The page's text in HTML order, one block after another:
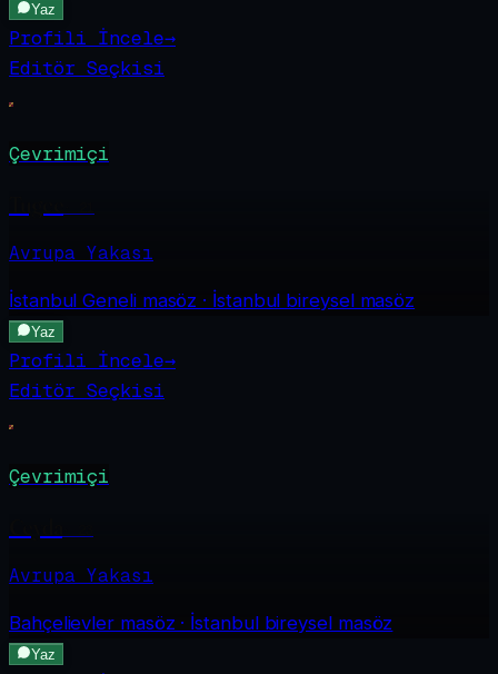
Yaz
Profili İncele→
Editör Seçkisi
Çevrimiçi
Avrupa Yakası
İstanbul Genelimasöz · İstanbul bireysel masöz
Yaz
Profili İncele→
Editör Seçkisi
Çevrimiçi
Avrupa Yakası
Bahçelievler masöz · İstanbul bireysel masöz
Yaz